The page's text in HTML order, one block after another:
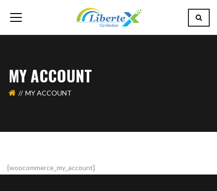
MY ACCOUNT
MY ACCOUNT
[woocommerce_my_account]